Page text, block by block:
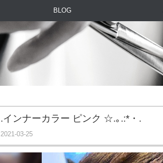
BLOG
.インナーカラー ピンク ☆.｡.:*・.
2021-03-25